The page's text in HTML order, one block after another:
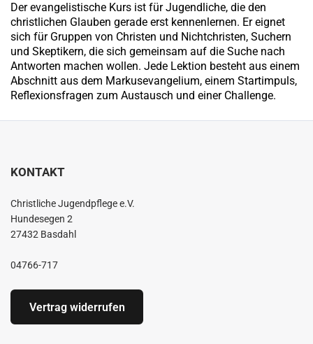
Der evangelistische Kurs ist für Jugendliche, die den
christlichen Glauben gerade erst kennenlernen. Er eignet
sich für Gruppen von Christen und Nichtchristen, Suchern
und Skeptikern, die sich gemeinsam auf die Suche nach
Antworten machen wollen. Jede Lektion besteht aus einem
Abschnitt aus dem Markusevangelium
Reflexionsfragen zum Austausch und einer Challenge.
KONTAKT
Christliche Jugendpflege e.V.
Hundesegen 2
27432 Basdahl
04766-717
Vertrag widerrufen